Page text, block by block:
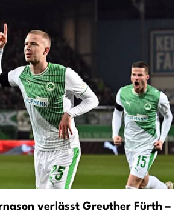
verlässt Greuther Fürth –